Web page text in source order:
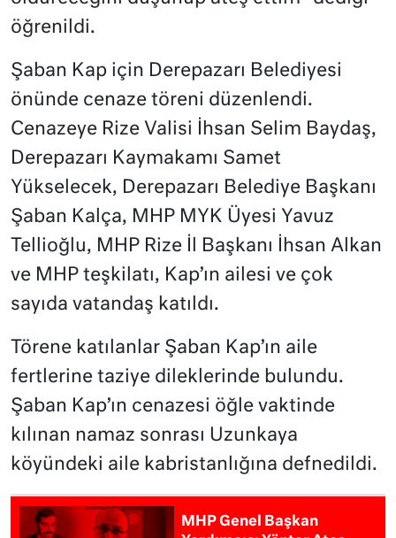
öğrenildi.
Şaban Kap için Derepazarı Belediyesi
önünde cenaze töreni düzenlendi.
Cenazeye Rize Valisi İhsan Selim Baydaş,
Derepazarı Kaymakamı Samet
Yükselecek, Derepazarı Belediye Başkanı
Şaban Kalça, MHP MYK Üyesi Yavuz
Tellioğlu, MHP Rize İl Başkanı İhsan Alkan
ve MHP teşkilatı, Kap’ın ailesi ve çok
sayıda vatandaş katıldı.
Törene katılanlar Şaban Kap’ın aile
fertlerine taziye dileklerinde bulundu.
Şaban Kap’ın cenazesi öğle vaktinde
kılınan namaz sonrası Uzunkaya
köyündeki aile kabristanlığına defnedildi.
MHP Genel Başkan